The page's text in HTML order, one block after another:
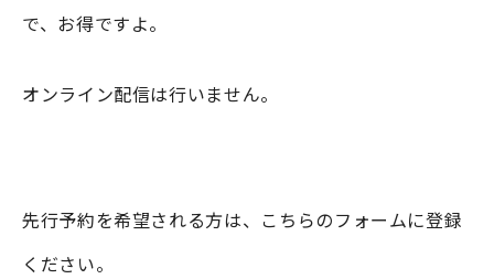
で、お得ですよ。
オンライン配信は行いません。
先行予約を希望される方は、こちらのフォームに登録
ください。